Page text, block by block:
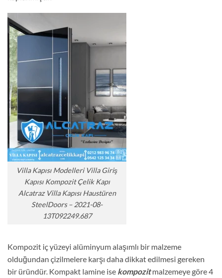
Villa Kapısı Modelleri Villa Giriş
Kapısı Kompozit Çelik Kapı
Alcatraz Villa Kapısı Haustüren
SteelDoors – 2021-08-
13T092249.687
Kompozit iç yüzeyi alüminyum alaşımlı bir malzeme
olduğundan çizilmelere karşı daha dikkat edilmesi gereken
bir üründür. Kompakt lamine ise kompozit malzemeye göre 4